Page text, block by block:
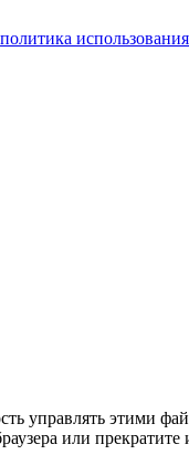
политика
управлять этими
или прекратите